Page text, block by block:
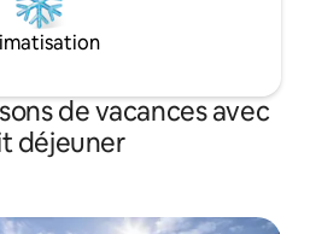
de vacances avec
déjeuner